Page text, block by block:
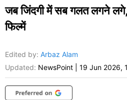
जब जिंदगी में सब गलत लगने
फिल्में
Edited by: Arbaz Alam
Updated: NewsPoint 19 Jun 2026,